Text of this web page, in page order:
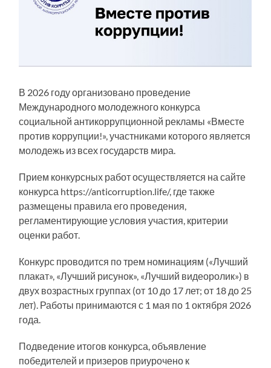
В 2026 году организовано проведение
Международного молодежного конкурса
социальной антикоррупционной рекламы «Вместе
против коррупции!», участниками которого является
молодежь из всех государств мира.
Прием конкурсных работ осуществляется на сайте
конкурса https://anticorruption.life/, где также
размещены правила его проведения,
регламентирующие условия участия, критерии
оценки работ.
Конкурс проводится по трем номинациям («Лучший
плакат», «Лучший рисунок», «Лучший видеоролик») в
двух возрастных группах (от 10 до 17 лет; от 18 до 25
лет). Работы принимаются с 1 мая по 1 октября 2026
года.
Подведение итогов конкурса, объявление
победителей и призеров приурочено к